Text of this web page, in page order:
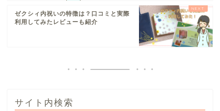
ゼクシィ内祝いの特徴は？口コミと実際
利用してみたレビューも紹介
サイト内検索